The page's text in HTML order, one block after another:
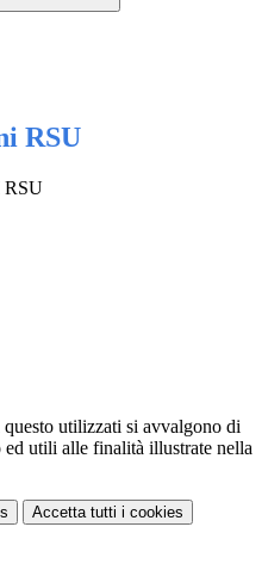
RSU
utilizzati si avvalgono di
ed utili alle finalità illustrate nella
Accetta tutti i cookies